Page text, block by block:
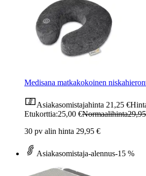
Medisana matkakokoinen
Asiakasomistajahinta 21,25 €
Etukorttia:25,00 €Normaalihinta
30 pv alin hinta 29,95 €
Asiakasomistaja-alennus-15 %